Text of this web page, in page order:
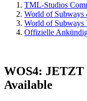
TML-Studios
World of Subways
World of
Offizielle
WOS4:
Available